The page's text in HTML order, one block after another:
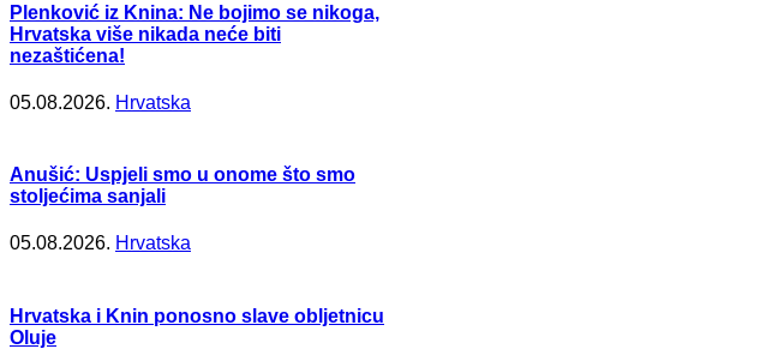
Plenković iz Knina: Ne bojimo se nikoga,
Hrvatska više nikada neće biti
nezaštićena!
05.08.2026. Hrvatska
Anušić: Uspjeli smo u onome što smo
stoljećima sanjali
05.08.2026. Hrvatska
Hrvatska i Knin ponosno slave obljetnicu
Oluje